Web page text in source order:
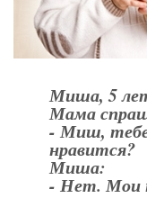
Миша, 5
Мама
- Миш, тебе
нравится?
Миша:
- Нет. Мои